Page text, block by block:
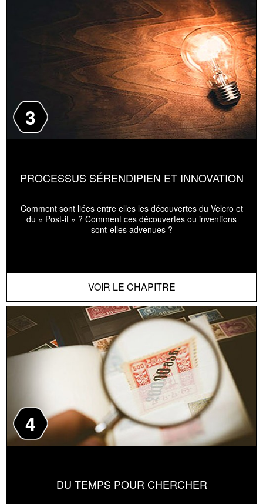
3
PROCESSUS SÉRENDIPIEN ET INNOVATION
Comment sont liées entre elles les découvertes du Velcro et
du « Post-it » ? Comment ces découvertes ou inventions
sont-elles advenues ?
VOIR LE CHAPITRE
4
DU TEMPS POUR CHERCHER